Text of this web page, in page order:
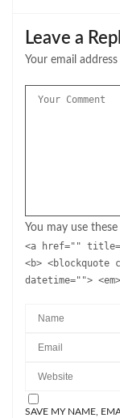
Leave a
Your email
You may use these
<a href=""
<b> <blockquote
datetime="">
SAVE MY NAME,